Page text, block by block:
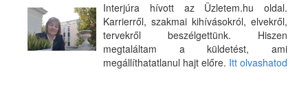
Interjúra hívott az Üzletem.hu oldal.
Karrierről, szakmai kihívásokról, elvekről,
tervekről beszélgettünk. Hiszen
megtaláltam a küldetést, ami
megállíthatatlanul hajt előre. Itt olvashatod